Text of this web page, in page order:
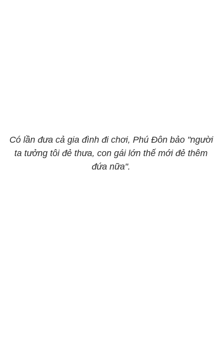
Có lần đưa cả gia đình đi chơi, Phú Đôn bảo "người
ta tưởng tôi đẻ thưa, con gái lớn thế mới đẻ thêm
đứa nữa".